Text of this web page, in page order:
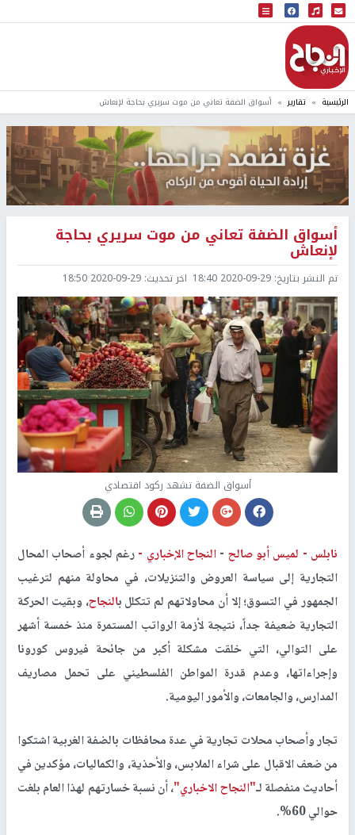
البث المباشر
إذاعة النجاح
الرئيسية تقارير أسواق الضفة تعاني من موت سريري بحاجة لإنعاش
أسواق الضفة تعاني من موت سريري بحاجة
لإنعاش
تم النشر بتاريخ: 2020-09-29 18:40 اخر تحديث: 2020-09-29 18:50
أسواق الضفة تشهد ركود اقتصادي
نابلس - لميس أبو صالح -النجاح الإخباري -رغم لجوء أصحاب المحال
التجارية إلى سياسة العروض والتنزيلات، في محاولة منهم لترغيب
الجمهور في التسوق؛ إلا أن محاولاتهم لم تتكلل بالنجاح، وبقيت الحركة
التجارية ضعيفة جداً، نتيجة لأزمة الرواتب المستمرة منذ خمسة أشهر
على التوالي، التي خلقت مشكلة أكبر من جائحة فيروس كورونا
وإجراءاتها، وعدم قدرة المواطن الفلسطيني على تحمل مصاريف
المدارس، والجامعات، والأمور اليومية.
تجار وأصحاب محلات تجارية في عدة محافظات بالضفة الغربية اشتكوا
من ضعف الاقبال على شراء الملابس، والأحذية، والكماليات، مؤكدين في
أحاديث منفصلة لـ"النجاح الاخباري"، أن نسبة خسارتهم لهذا العام بلغت
حوالي 60%.